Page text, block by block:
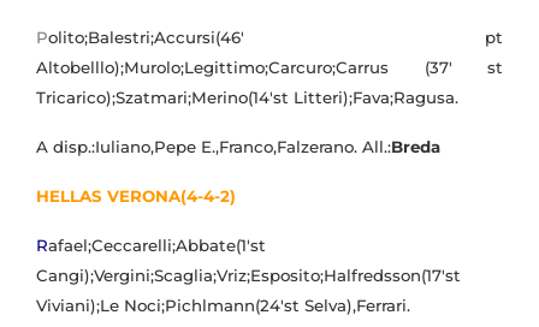
Polito;Balestri;Accursi(46' pt
Altobelllo);Murolo;Legittimo;Carcuro;Carrus (37' st
Tricarico);Szatmari;Merino(14'st Litteri);Fava;Ragusa.
A disp.:Iuliano,Pepe E.,Franco,Falzerano. All.:Breda
HELLAS VERONA(4-4-2)
Rafael;Ceccarelli;Abbate(1'st
Cangi);Vergini;Scaglia;Vriz;Esposito;Halfredsson(17'st
Viviani);Le Noci;Pichlmann(24'st Selva),Ferrari.